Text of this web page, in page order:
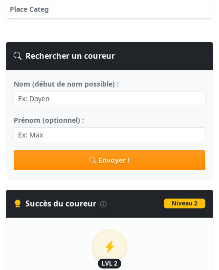
Place Categ
Rechercher un coureur
Nom (début de nom possible) :
Prénom (optionnel) :
Envoyer !
Succès du coureur Niveau 2
LVL 2